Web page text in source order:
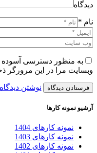
دیدگاه
نام *
به منظور دسترسی آسوده
وبسایت مرا در این مرورگر
نوشتن دیدگاه
آرشیو نمونه کارها
نمونه کارهای 1404
نمونه کارهای 1403
نمونه کارهای 1402